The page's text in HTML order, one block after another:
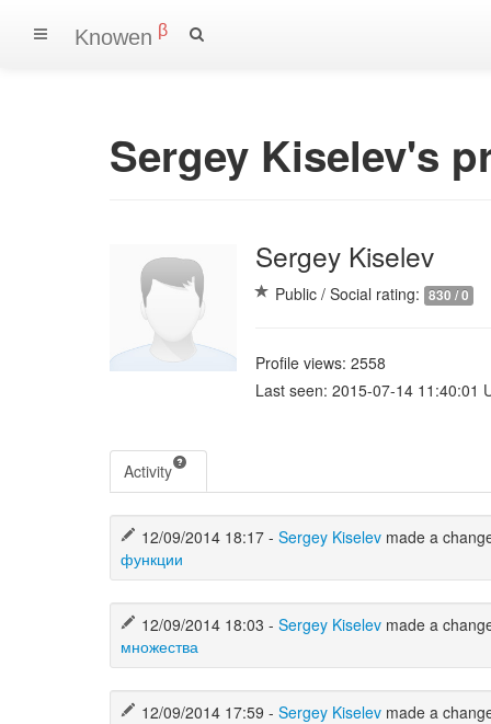
Knowen β
Sergey Kiselev's
Sergey Kiselev
Public / Social rating: 830 / 0
Profile views: 2558
Last seen: 2015-07-14 11:40:01
Activity
12/09/2014 18:17 - Sergey Kiselev made a
функции
12/09/2014 18:03 - Sergey Kiselev made a
множества
12/09/2014 17:59 - Sergey Kiselev made a